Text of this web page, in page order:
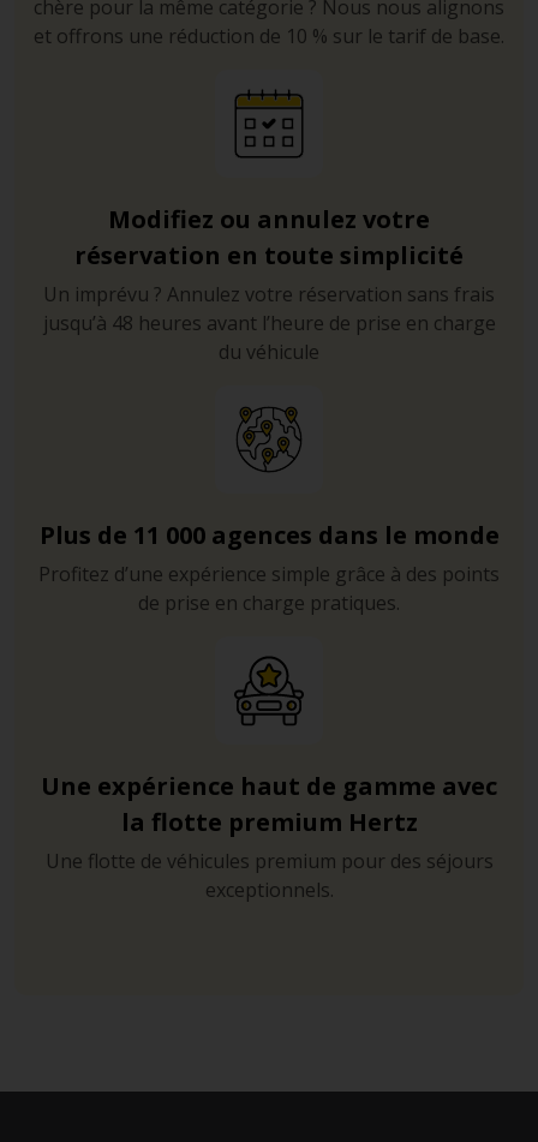
chère pour la même catégorie ? Nous nous alignons
et offrons une réduction de 10 % sur le tarif de base.
Modifiez ou annulez votre
réservation en toute simplicité
Un imprévu ? Annulez votre réservation sans frais
jusqu’à 48 heures avant l’heure de prise en charge
du véhicule
Plus de 11 000 agences dans le monde
Profitez d’une expérience simple grâce à des points
de prise en charge pratiques.
Une expérience haut de gamme avec
la flotte premium Hertz
Une flotte de véhicules premium pour des séjours
exceptionnels.